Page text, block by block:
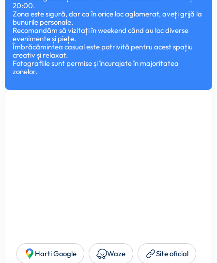
20:00.
Zona este sigură, dar ca în orice loc aglomerat, aveți grijă la
bunurile personale.
Recomandăm să vizitați în weekend când au loc diverse
evenimente și piețe.
Îmbrăcămintea casual este potrivită pentru acest spațiu
creativ și relaxat.
Fotografiile sunt permise și încurajate în majoritatea
zonelor.
Harti Google Waze
Site oficial